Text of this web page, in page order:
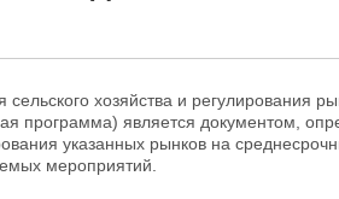
хозяйства и регулирования
программа) является документом,
указанных рынков на
мероприятий.